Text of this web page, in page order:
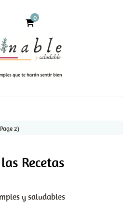
0
2)
Recetas
y saludables